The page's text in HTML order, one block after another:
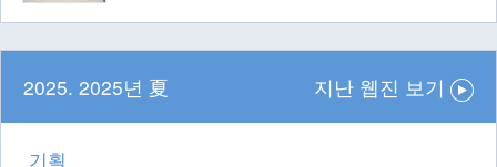
도장을 방문한 답사팀은 숭도| 뉴스 - 천상
2025. 2025년 夏 지난 웹진 보기
기획